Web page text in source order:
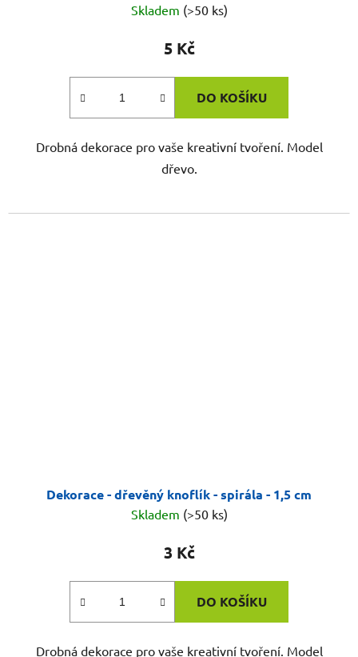
Skladem (>50 ks)
5 Kč
DO KOŠÍKU
Drobná dekorace pro vaše kreativní tvoření. Model
dřevo.
Dekorace - dřevěný knoflík - spirála - 1,5 cm
Skladem (>50 ks)
3 Kč
DO KOŠÍKU
Drobná dekorace pro vaše kreativní tvoření. Model